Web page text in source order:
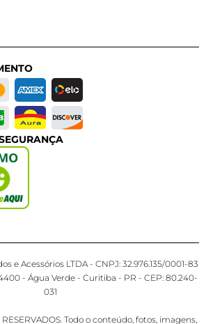
e Acessórios LTDA - CNPJ: 32.976.135/0001-83
- Água Verde - Curitiba - PR - CEP: 80.240-
031
Todo o conteúdo, fotos, imagens,